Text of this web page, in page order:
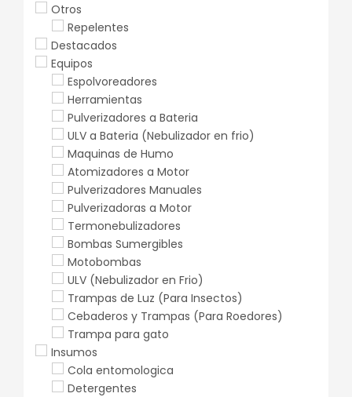
Otros
Repelentes
Destacados
Equipos
Espolvoreadores
Herramientas
Pulverizadores a Bateria
ULV a Bateria (Nebulizador en frio)
Maquinas de Humo
Atomizadores a Motor
Pulverizadores Manuales
Pulverizadoras a Motor
Termonebulizadores
Bombas Sumergibles
Motobombas
ULV (Nebulizador en Frio)
Trampas de Luz (Para Insectos)
Cebaderos y Trampas (Para Roedores)
Trampa para gato
Insumos
Cola entomologica
Detergentes